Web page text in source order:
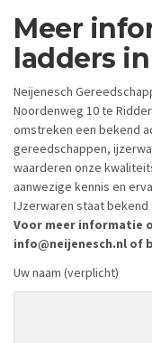
Meer
ladders
Neijenesch
Noordenweg 10 te
omstreken een bekend
gereedschappen,
waarderen onze
aanwezige kennis en
IJzerwaren staat
Voor meer informatie
info@neijenesch.nl of
Uw naam (verplicht)